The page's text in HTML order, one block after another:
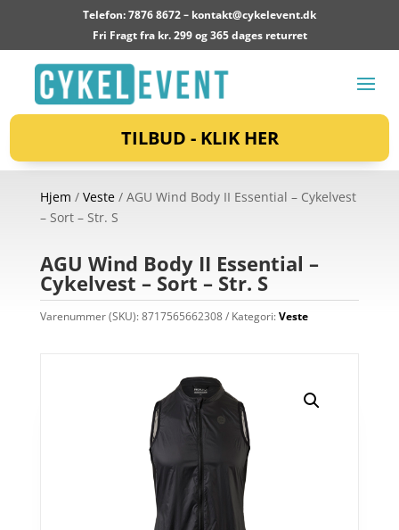
Telefon: 7876 8672 – kontakt@cykelevent.dk
Fri Fragt fra kr. 299 og 365 dages returret
TILBUD - KLIK HER
Hjem / Veste/ AGU Wind Body II Essential – Cykelvest
– Sort – Str. S
AGU Wind Body II Essential –
Cykelvest – Sort – Str. S
Varenummer (SKU):8717565662308 Kategori:Veste